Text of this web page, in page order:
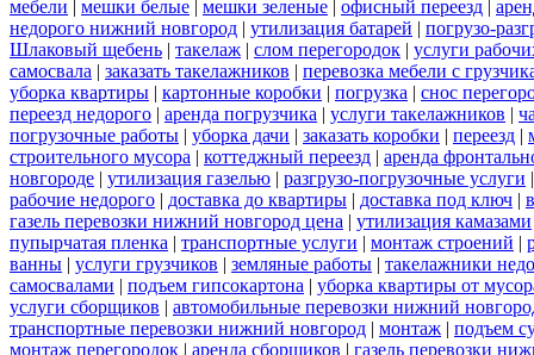
мебели | мешки белые | мешки зеленые | офисный переезд |
недорого нижний новгород | утилизация батарей | погрузо-
Шлаковый щебень | такелаж | слом перегородок | услуги
самосвала | заказать такелажников | перевозка мебели с
уборка квартиры | картонные коробки | погрузка | снос
переезд недорого | аренда погрузчика | услуги такелажников |
погрузочные работы | уборка дачи | заказать коробки | переезд |
строительного мусора | коттеджный переезд | аренда
новгороде | утилизация газелью | разгрузо-погрузочные услуги
рабочие недорого | доставка до квартиры | доставка под ключ |
газель перевозки нижний новгород цена | утилизация камазами
пупырчатая пленка | транспортные услуги | монтаж строений |
ванны | услуги грузчиков | земляные работы | такелажники
самосвалами | подъем гипсокартона | уборка квартиры от
услуги сборщиков | автомобильные перевозки нижний
транспортные перевозки нижний новгород | монтаж | подъем
монтаж перегородок | аренда сборщиков | газель перевозки